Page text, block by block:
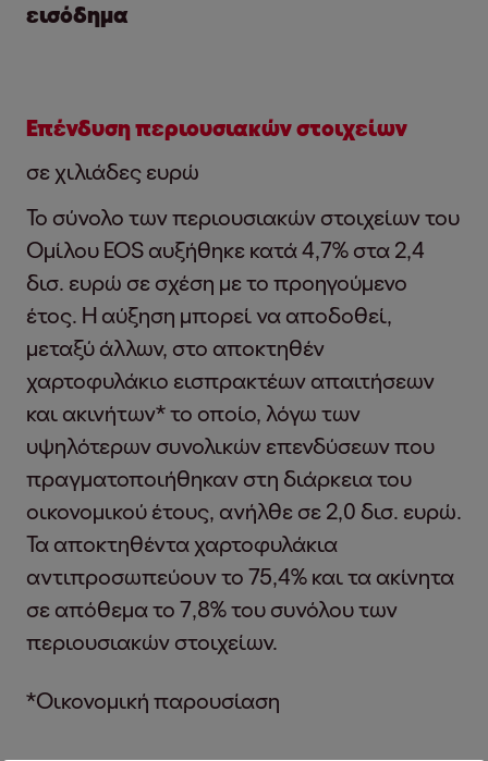
εισόδημα
Επένδυση περιουσιακών στοιχείων
σε χιλιάδες ευρώ
Το σύνολο των περιουσιακών στοιχείων του
Ομίλου EOS αυξήθηκε κατά 4,7% στα 2,4
δισ. ευρώ σε σχέση με το προηγούμενο
έτος. Η αύξηση μπορεί να αποδοθεί,
μεταξύ άλλων, στο αποκτηθέν
χαρτοφυλάκιο εισπρακτέων απαιτήσεων
και ακινήτων* το οποίο, λόγω των
υψηλότερων συνολικών επενδύσεων που
πραγματοποιήθηκαν στη διάρκεια του
οικονομικού έτους, ανήλθε σε 2,0 δισ. ευρώ.
Τα αποκτηθέντα χαρτοφυλάκια
αντιπροσωπεύουν το 75,4% και τα ακίνητα
σε απόθεμα το 7,8% του συνόλου των
περιουσιακών στοιχείων.
*Οικονομική παρουσίαση